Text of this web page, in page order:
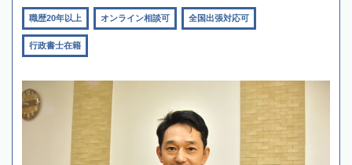
職歴20年以上 オンライン相談可 全国出張対応可
行政書士在籍